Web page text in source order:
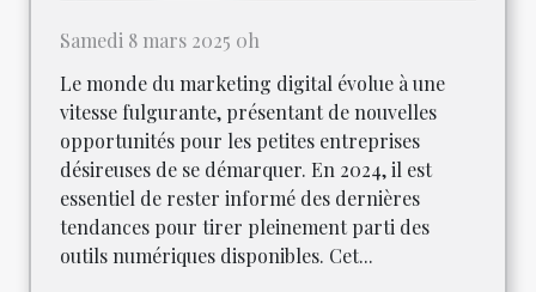
Samedi 8 mars 2025 0h
Le monde du marketing digital évolue à une
vitesse fulgurante, présentant de nouvelles
opportunités pour les petites entreprises
désireuses de se démarquer. En 2024, il est
essentiel de rester informé des dernières
tendances pour tirer pleinement parti des
outils numériques disponibles. Cet...